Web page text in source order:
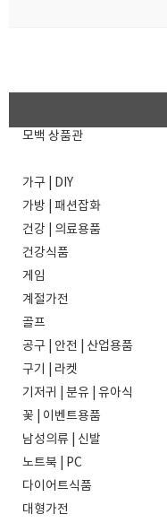
모백 상품관
가구 | DIY
가방 | 패션잡화
건강 | 의료용품
건강식품
게임
계절가전
골프
공구 | 안전 | 산업용품
구기 | 라켓
기저귀 | 분유 | 유아식
꽃 | 이벤트용품
남성의류 | 신발
노트북 | PC
다이어트식품
대형가전